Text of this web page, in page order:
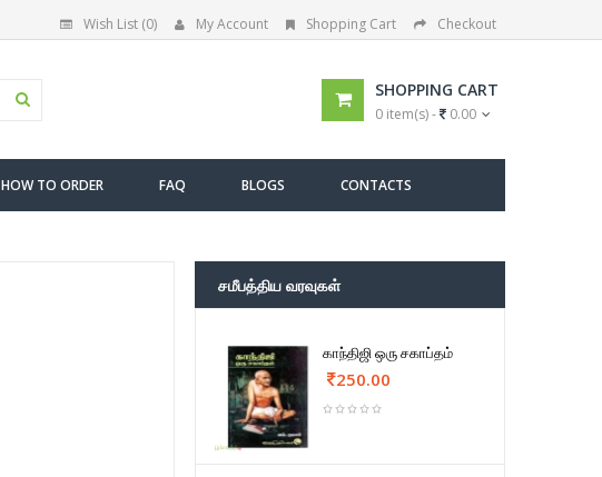
Wish List (0) My Account Shopping Cart Checkout
SHOPPING CART
0 item(s) - 0.00
HOW TO ORDER FAQ BLOGS CONTACTS
சமீபத்திய வரவுகள்
காந்திஜி ஒரு சகாப்தம்
250.00